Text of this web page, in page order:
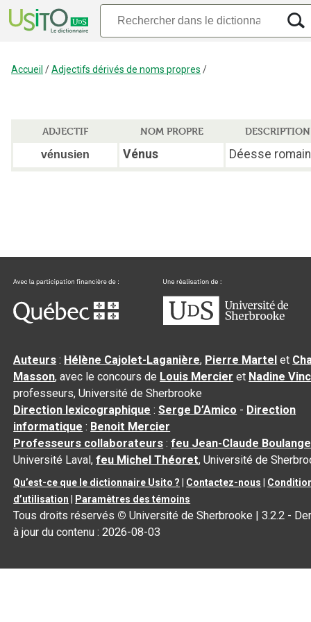
Accueil /Adjectifs dérivés de noms propres /
ADJECTIF NOM PROPRE
DESCRIPTION
vénusien
Vénus Déesse
Auteurs : Hélène Cajolet-Laganière, Pierre Martel et
Masson, avec le concours de Louis Mercier et Nadine
professeurs, Université de Sherbrooke
Direction lexicographique :Serge D’Amico - Direction
informatique : Benoit Mercier
Professeurs collaborateurs :feu Jean-Claude
Université Laval,feu Michel Théoret, Université de
Qu’est-ce que le dictionnaire Usito ? Contactez-nous
d’utilisation
Paramètres des témoins
Tous droits réservés © Université de Sherbrooke |3.2.2 -
à jour du contenu :2026-08-03